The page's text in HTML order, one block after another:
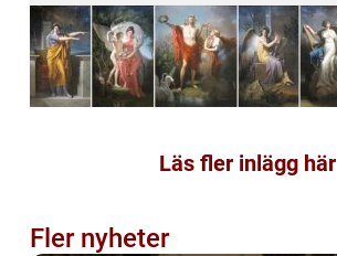
Läs fler inlägg här
Fler nyheter